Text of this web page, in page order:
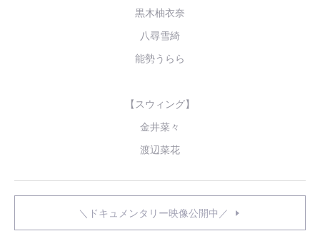
黒木柚衣奈
八尋雪綺
能勢うらら
【スウィング】
金井菜々
渡辺菜花
＼ドキュメンタリー映像公開中／